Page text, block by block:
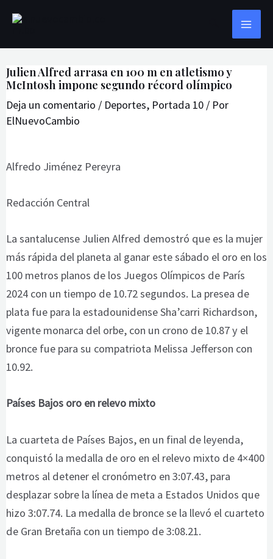
contenido
Julien Alfred arrasa en 100 m en atletismo y
McIntosh impone segundo récord olímpico
Deja un comentario / Deportes, Portada 10/ Por
ElNuevoCambio
Alfredo Jiménez Pereyra
Redacción Central
La santalucense Julien Alfred demostró que es la mujer
más rápida del planeta al ganar este sábado el oro en los
100 metros planos de los Juegos Olímpicos de París
2024 con un tiempo de 10.72 segundos. La presea de
plata fue para la estadounidense Sha’carri Richardson,
vigente monarca del orbe, con un crono de 10.87 y el
bronce fue para su compatriota Melissa Jefferson con
10.92.
Países Bajos oro en relevo mixto
La cuarteta de Países Bajos, en un final de leyenda,
conquistó la medalla de oro en el relevo mixto de 4×400
metros al detener el cronómetro en 3:07.43, para
desplazar sobre la línea de meta a Estados Unidos que
hizo 3:07.74. La medalla de bronce se la llevó el cuarteto
de Gran Bretaña con un tiempo de 3:08.21.
de
entradas